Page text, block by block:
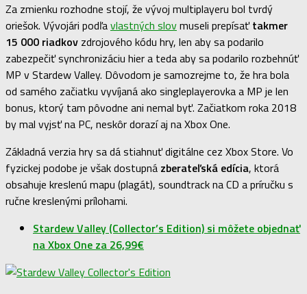
Za zmienku rozhodne stojí, že vývoj multiplayeru bol tvrdý
oriešok. Vývojári podľavlastných slovmuseli prepísať takmer
15 000 riadkov zdrojového kódu hry, len aby sa podarilo
zabezpečiť synchronizáciu hier a teda aby sa podarilo rozbehnúť
MP v Stardew Valley. Dôvodom je samozrejme to, že hra bola
od samého začiatku vyvíjaná ako singleplayerovka a MP je len
bonus, ktorý tam pôvodne ani nemal byť. Začiatkom roka 2018
by mal vyjsť na PC, neskôr dorazí aj na Xbox One.
Základná verzia hry sa dá stiahnuť digitálne cez Xbox Store. Vo
fyzickej podobe je však dostupná zberateľská edícia, ktorá
obsahuje kreslenú mapu (plagát), soundtrack na CD a príručku s
ručne kreslenými prílohami.
Stardew Valley (Collector’s Edition) si môžete objednať
na Xbox One za 26,99€